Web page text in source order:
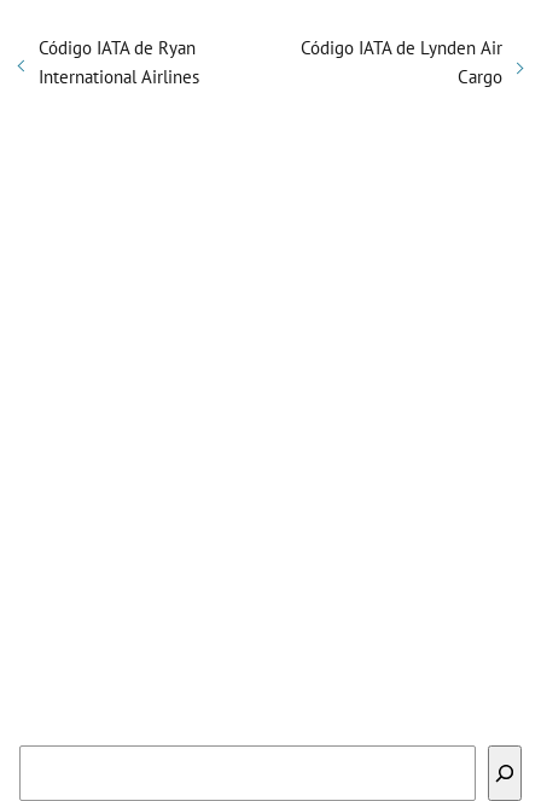
Código IATA de Ryan
International Airlines
Código IATA de Lynden Air
Cargo